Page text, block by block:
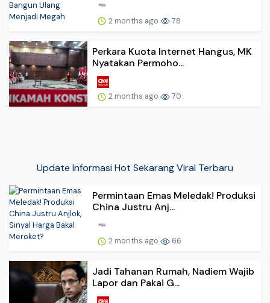
2 months ago 78
Perkara Kuota Internet Hangus, MK
Nyatakan Permoho...
2 months ago 70
Update Informasi Hot Sekarang Viral Terbaru
Permintaan Emas Meledak! Produksi
China Justru Anj...
2 months ago 66
Jadi Tahanan Rumah, Nadiem Wajib
Lapor dan Pakai G...